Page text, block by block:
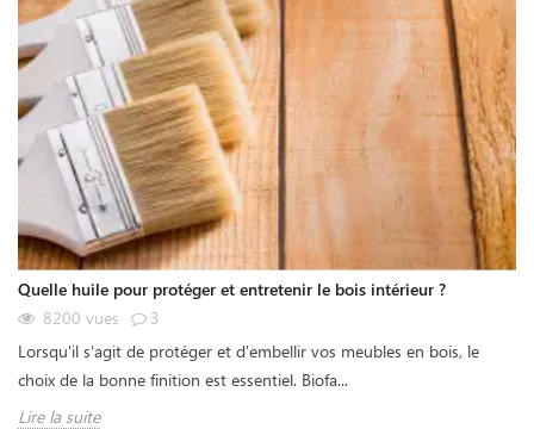
Quelle huile pour protéger et entretenir le bois intérieur ?
8200 vues
3
Lorsqu'il s'agit de protéger et d'embellir vos meubles en bois, le
choix de la bonne finition est essentiel. Biofa...
Lire la suite